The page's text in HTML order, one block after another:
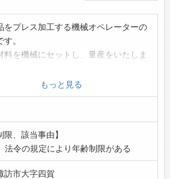
をプレス加工する機械オペレーターの
。
料を機械にセットし、量産をいたしま
中、抜き取り検査を行います。
です。
もっと見る
限、該当事由】
法令の規定により年齢制限がある
訪市大字四賀